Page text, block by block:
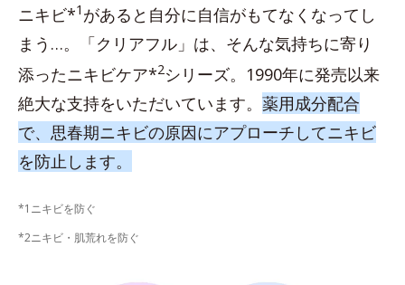
ニキビ*1 があると自分に自信がもてなくなってし
まう…。「クリアフル」は、そんな気持ちに寄り
添ったニキビケア*2シリーズ。1990年に発売以来
絶大な支持をいただいています。 薬用成分配合
で、思春期ニキビの原因にアプローチしてニキビ
を防止します。
*1ニキビを防ぐ
*2ニキビ・肌荒れを防ぐ